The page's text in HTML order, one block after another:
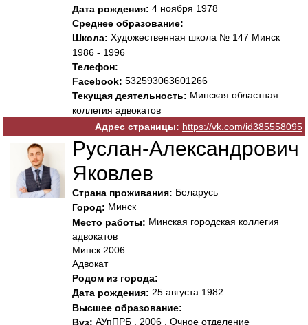
Дата рождения: 4 ноября 1978
Среднее образование:
Школа: Художественная школа № 147 Минск
1986 - 1996
Телефон:
Facebook: 532593063601266
Текущая деятельность: Минская областная
коллегия адвокатов
Адрес страницы: https://vk.com/id385558095
Руслан-Александрович
Яковлев
Страна проживания: Беларусь
Город: Минск
Место работы: Минская городская коллегия
адвокатов
Минск 2006
Адвокат
Родом из города:
Дата рождения: 25 августа 1982
Высшее образование:
Вуз: АУпПРБ , 2006 , Очное отделение